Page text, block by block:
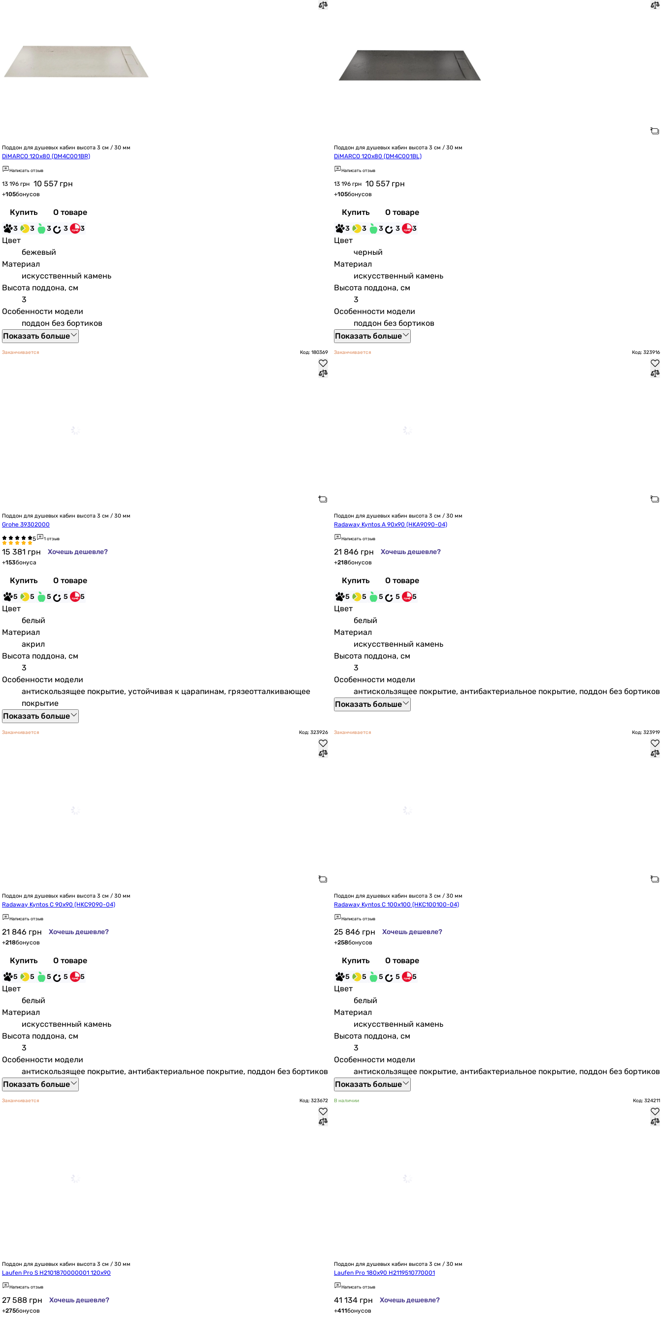
Поддон для душевых кабин высота 3 см / 30 мм
DiMARCO 120x80 (DM4С001BR)
Написать отзыв
13 196 грн 10 557 грн
+105бонусов
Купить О товаре
3 3 3 3 3
Цвет
бежевый
Материал
искусственный камень
Высота поддона, см
3
Особенности модели
поддон без бортиков
Показать больше
Поддон для душевых кабин высота 3 см / 30 мм
DiMARCO 120x80 (DM4С001BL)
Написать отзыв
13 196 грн 10 557 грн
+105бонусов
Купить О товаре
3 3 3 3 3
Цвет
черный
Материал
искусственный камень
Высота поддона, см
3
Особенности модели
поддон без бортиков
Показать больше
Заканчивается Код: 180369
Поддон для душевых кабин высота 3 см / 30 мм
Grohe 39302000
1 отзыв
15 381 грн Хочешь дешевле?
+153бонуса
Купить О товаре
5 5 5 5 5
Цвет
белый
Материал
акрил
Высота поддона, см
3
Особенности модели
антискользящее покрытие, устойчивая к царапинам, грязеотталкивающее
покрытие
Показать больше
Заканчивается Код: 323916
Поддон для душевых кабин высота 3 см / 30 мм
Radaway Kyntos A 90x90 (HKA9090-04)
Написать отзыв
21 846 грн Хочешь дешевле?
+218бонусов
Купить О товаре
5 5 5 5 5
Цвет
белый
Материал
искусственный камень
Высота поддона, см
3
Особенности модели
антискользящее покрытие, антибактериальное покрытие, поддон без бортиков
Показать больше
Заканчивается Код: 323926
Поддон для душевых кабин высота 3 см / 30 мм
Radaway Kyntos C 90x90 (HKC9090-04)
Написать отзыв
21 846 грн Хочешь дешевле?
+218бонусов
Купить О товаре
5 5 5 5 5
Цвет
белый
Материал
искусственный камень
Высота поддона, см
3
Особенности модели
антискользящее покрытие, антибактериальное покрытие, поддон без бортиков
Показать больше
Заканчивается Код: 323919
Поддон для душевых кабин высота 3 см / 30 мм
Radaway Kyntos C 100x100 (HKC100100-04)
Написать отзыв
25 846 грн Хочешь дешевле?
+258бонусов
Купить О товаре
5 5 5 5 5
Цвет
белый
Материал
искусственный камень
Высота поддона, см
3
Особенности модели
антискользящее покрытие, антибактериальное покрытие, поддон без бортиков
Показать больше
Заканчивается Код: 323672
Поддон для душевых кабин высота 3 см / 30 мм
Laufen Pro S H2101870000001 120x90
Написать отзыв
27 588 грн Хочешь дешевле?
+275бонусов
В наличии Код: 324211
Поддон для душевых кабин высота 3 см / 30 мм
Laufen Pro 180x90 H2119510770001
Написать отзыв
41 134 грн Хочешь дешевле?
+411бонусов